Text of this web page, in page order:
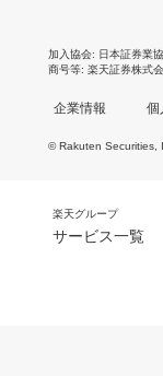
加入協会 日本証券業
商号等 楽天証券株式
企業情報 個
© Rakuten Securities,
楽天グループ
サービス一覧